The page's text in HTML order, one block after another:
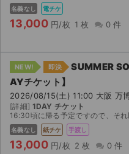
名義なし 電チケ
13,000 円/枚 1 枚 0 件
NEW! 即決
SUMMER
AYチケット】
2026/08/15(土) 11:00 大阪 万
[詳細] 1DAY チケット
16:30頃に帰る予定ですので、それ以降に会場付近でリストバンドのお渡しにな
名義なし 紙チケ 手渡し
13,000 円/枚 2 枚 0 件